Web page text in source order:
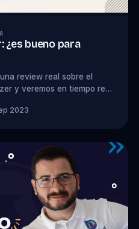
¿es bueno para
review real sobre el
y veremos en tiempo real
2023